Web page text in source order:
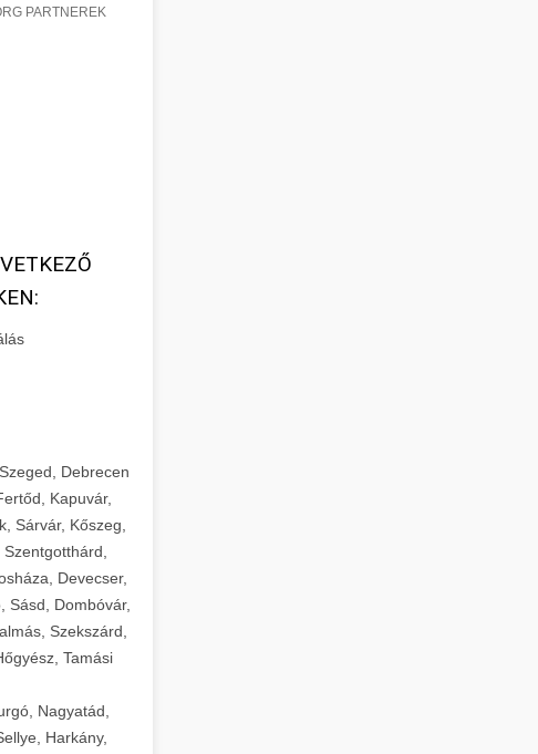
PARTNEREK
Debrecen
Kapuvár,
Sárvár, Kőszeg,
Devecser,
Sásd, Dombóvár,
Szekszárd,
Tamási
Nagyatád,
Harkány,